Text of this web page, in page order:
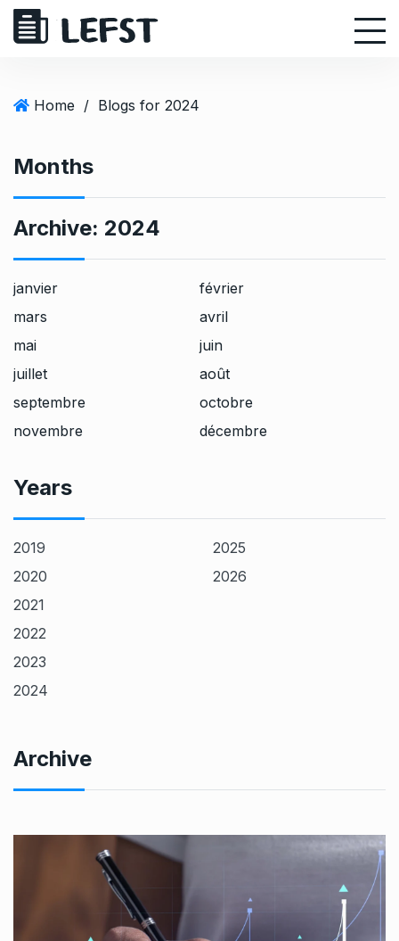
Home / Blogs for 2024
Months
Archive: 2024
janvier
février
mars
avril
mai
juin
juillet
août
septembre
octobre
novembre
décembre
Years
2019
2020
2021
2022
2023
2024
2025
2026
Archive